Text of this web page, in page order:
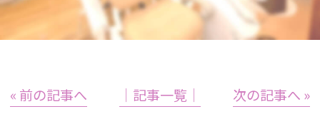
« 前の記事へ │記事一覧│ 次の記事へ »